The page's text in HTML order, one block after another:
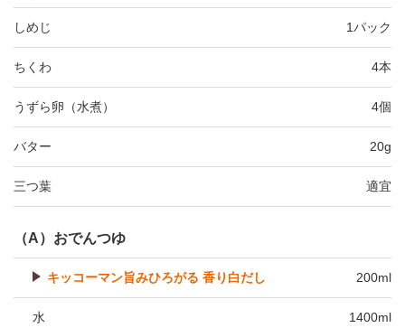
しめじ 1パック
ちくわ 4本
うずら卵（水煮） 4個
バター 20g
三つ葉 適宜
（A）おでんつゆ
キッコーマン旨みひろがる 香り白だし 200ml
水 1400ml